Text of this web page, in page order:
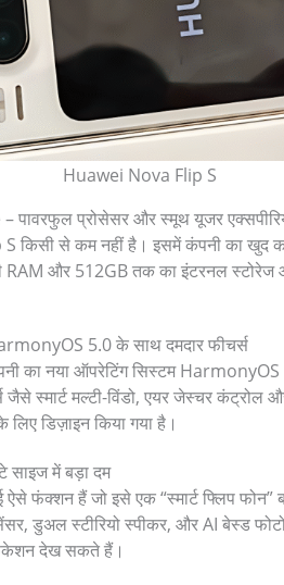
Huawei Nova Flip S
प्रोसेसर और स्मूथ यूजर
किसी से कम नहीं है। इसमें कंपनी का खुद
और 512GB तक का इंटरनल स्टोरेज
5.0 के साथ दमदार फीचर्स
नया ऑपरेटिंग सिस्टम HarmonyOS
स्मार्ट मल्टी-विंडो, एयर जेस्चर कंट्रोल
डिज़ाइन किया गया है।
में बड़ा दम
फंक्शन हैं जो इसे एक “स्मार्ट फ्लिप फोन”
डुअल स्टीरियो स्पीकर, और AI बेस्ड
देख सकते हैं।